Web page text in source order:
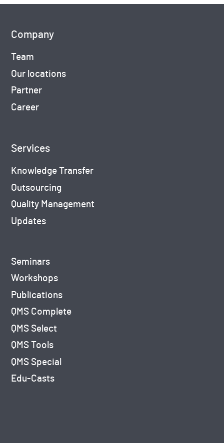
Company
Team
Our locations
Partner
Career
Services
Knowledge Transfer
Outsourcing
Quality Management
Updates
Seminars
Workshops
Publications
QMS Complete
QMS Select
QMS Tools
QMS Special
Edu-Casts